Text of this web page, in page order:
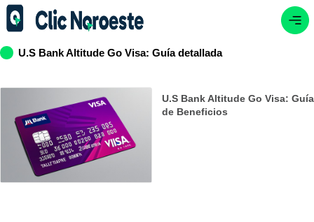
U.S Bank Altitude Go Visa: Guía detallada
U.S Bank Altitude Go Visa: Guía
de Beneficios